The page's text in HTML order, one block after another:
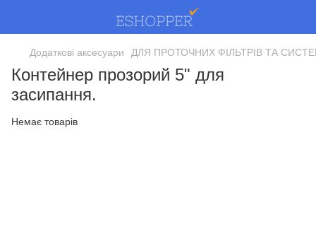
Додаткові аксесуари ДЛЯ ПРОТОЧНИХ ФІЛЬТРІВ ТА
Контейнер прозорий 5" для
засипання.
Немає товарів